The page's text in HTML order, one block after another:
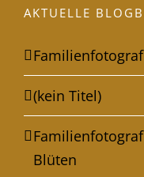
AKTUELLE
(kein Titel)
Blüten